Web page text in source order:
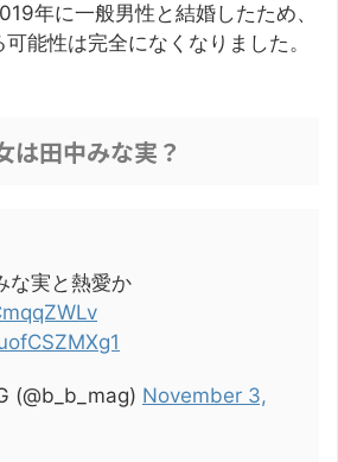
年に一般男性と結婚したため、
能性は完全になくなりました。
は田中みな実？
な実と熱愛か
(@b_b_mag) November 3,